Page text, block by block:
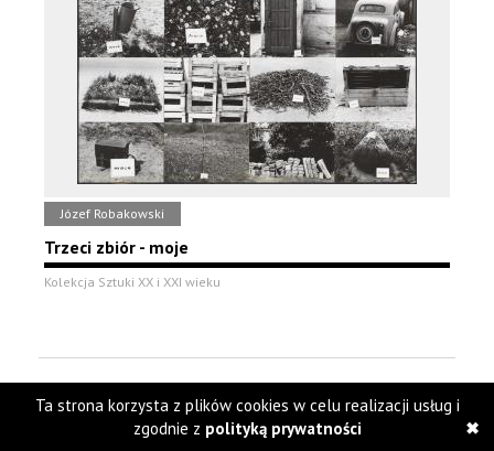
Józef Robakowski
Trzeci zbiór - moje
Kolekcja Sztuki XX i XXI wieku
1 2 3 4
Ta strona korzysta z plików cookies w celu realizacji usług i
zgodnie z polityką prywatności